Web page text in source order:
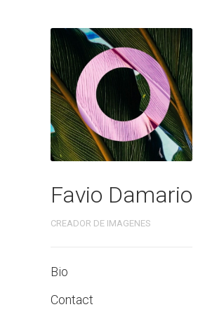
Favio Damario
CREADOR DE IMAGENES
Bio
Contact
120 x
En
algo
de